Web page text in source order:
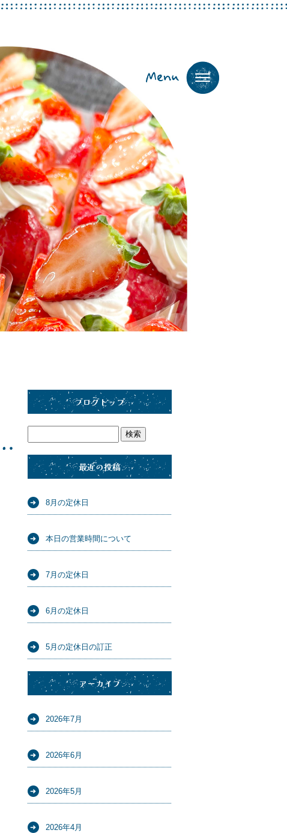
ブログトップ
最近の投稿
8月の定休日
本日の営業時間について
7月の定休日
6月の定休日
5月の定休日の訂正
アーカイブ
2026年7月
2026年6月
2026年5月
2026年4月